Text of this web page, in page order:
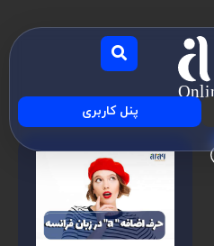
پنل کاربری